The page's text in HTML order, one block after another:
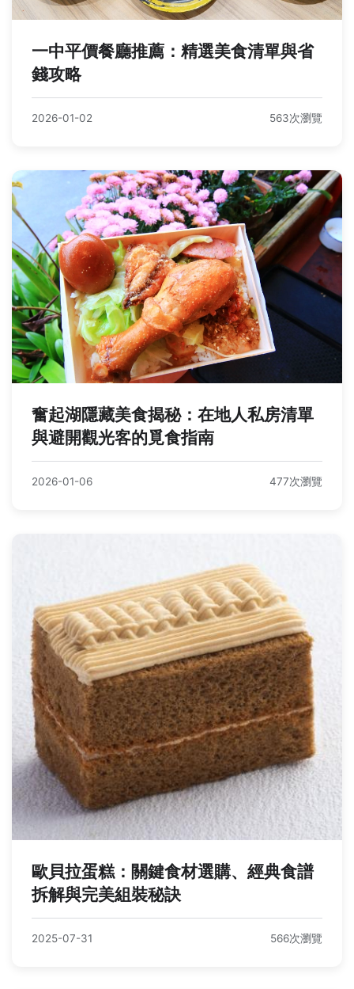
一中平價餐廳推薦：精選美食清單與省
錢攻略
2026-01-02 563次瀏覽
奮起湖隱藏美食揭秘：在地人私房清單
與避開觀光客的覓食指南
2026-01-06 477次瀏覽
歐貝拉蛋糕：關鍵食材選購、經典食譜
拆解與完美組裝秘訣
2025-07-31 566次瀏覽